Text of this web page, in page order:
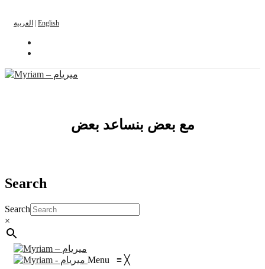
العربية English
مع بعض بنساعد بعض
Search
Search
×
Menu ≡ ╳